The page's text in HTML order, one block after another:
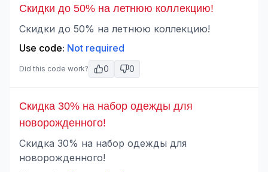
Скидки до 50% на летнюю коллекцию!
Скидки до 50% на летнюю коллекцию!
Use code: Not required
Did this code work? 0 0
Скидка 30% на набор одежды для
новорожденного!
Скидка 30% на набор одежды для
новорожденного!